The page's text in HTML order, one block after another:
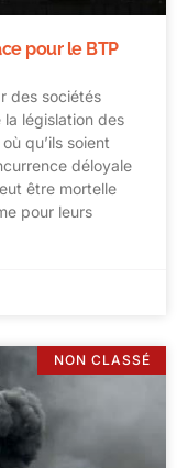
pour le BTP
des sociétés
la législation des
qu’ils soient
déloyale
être mortelle
pour leurs
NON CLASSÉ